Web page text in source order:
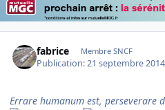
fabrice Membre SNCF
Publication:21 septembre 2014
Errare humanum est, perseverare